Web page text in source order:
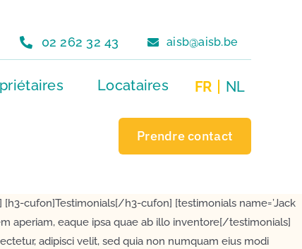
02 262 32 43 aisb@aisb.be
Locataires FR NL
Prendre contact
cufon]Testimonials[/h3-cufon] [testimonials name=’Jack
aperiam, eaque ipsa quae ab illo inventore[/testimonials]
adipisci velit, sed quia non numquam eius modi